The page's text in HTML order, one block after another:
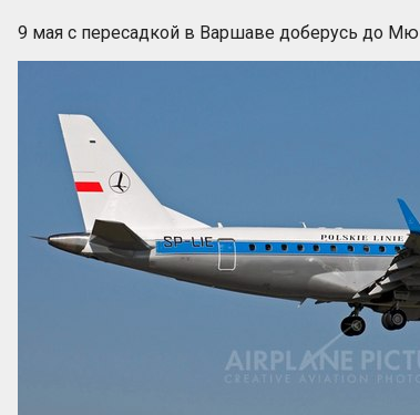
9 мая с пересадкой в Варшаве доберусь до